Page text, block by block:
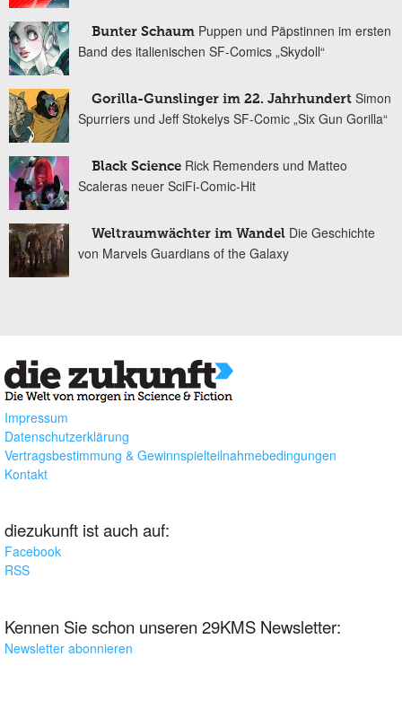
Bunter Schaum Puppen und Päpstinnen im ersten
Band des italienischen SF-Comics „Skydoll“
Gorilla-Gunslinger im 22. Jahrhundert Simon
Spurriers und Jeff Stokelys SF-Comic „Six Gun Gorilla“
Black Science Rick Remenders und Matteo
Scaleras neuer SciFi-Comic-Hit
Weltraumwächter im Wandel Die Geschichte
von Marvels Guardians of the Galaxy
Impressum
Datenschutzerklärung
Vertragsbestimmung & Gewinnspielteilnahmebedingungen
Kontakt
diezukunft ist auch auf:
Facebook
RSS
Kennen Sie schon unseren 29KMS Newsletter:
Newsletter abonnieren